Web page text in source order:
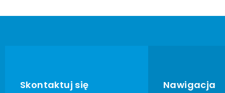
Skontaktuj się Nawigacja